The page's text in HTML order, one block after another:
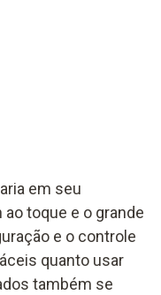
em seu
toque e o grande
e o controle
quanto usar
também se